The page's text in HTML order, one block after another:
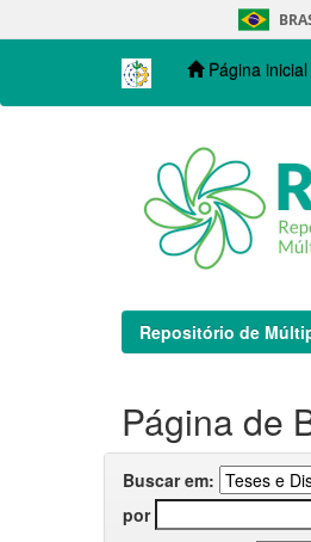
navigation
Página inicial
Repositório de
Página de
Buscar em:
por